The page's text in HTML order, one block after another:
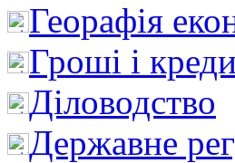
Георафія
Гроші і
Діловодство
Державне